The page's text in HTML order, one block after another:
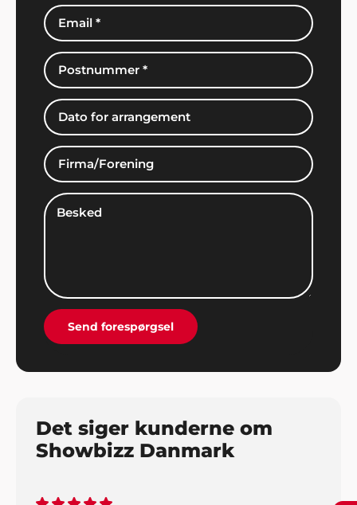
Send forespørgsel
Det siger kunderne om
Showbizz Danmark
Caroline K. Mortensen
"Jeg overraskede min kæreste på hans runde dag
med en stand-up komiker under festen. Tusind tak
Showbizz Danmark for gode input og vejledning,
det havde jeg ikke selv fundet ud af og oplevelsen
var mega fed!"
til underholdning. Det gør det hele meget
nemmere jo"